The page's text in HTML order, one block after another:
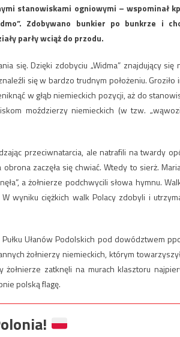
stanowiskami ogniowymi – wspominał
Zdobywano bunkier po bunkrze i
parły wciąż do przodu.
się. Dzięki zdobyciu „Widma” znajdujący się
się w bardzo trudnym położeniu. Groziło
w głąb niemieckich pozycji, aż do
moździerzy niemieckich (w tzw.
przeciwnatarcia, ale natrafili na twardy
zaczęła się chwiać. Wtedy to sierż.
a żołnierze podchwycili słowa hymnu.
wyniku ciężkich walk Polacy zdobyli i
Ułanów Podolskich pod dowództwem
żołnierzy niemieckich, którym
żołnierze zatknęli na murach klasztoru
polską flagę.